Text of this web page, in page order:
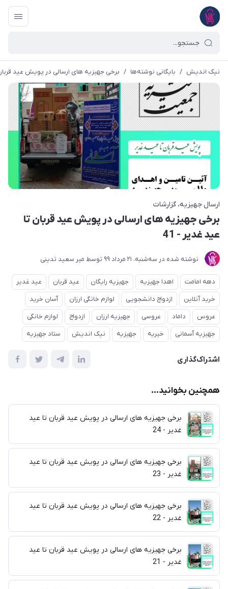
نیک اندیش / بایگانی نوشته‌ها / برخی جهیزیه های ارسالی در پویش عید قربان
ارسال جهیزیه گزارشات
برخی جهیزیه های ارسالی در پویش عید قربان تا
عید غدیر - 41
نوشته شده در ﺳﻪشنبه، 21 مرداد 99 توسط میر سعید تدینی
دهه امامت اهدا جهیزیه جهیزیه رایگان عید قربان
عید غدیر
خرید آنلاین
ازدواج دانشجویی لوازم خانگی ارزان
آسان خرید
عروس
داماد عروسی جهیزیه ارزان ازدواج
لوازم خانگی
جهیزیه آسمانی
خیریه جهیزیه نیک اندیش ستاد جهیزیه
اشتراک‌گذاری
همچنین بخوانید...
برخی جهیزیه های ارسالی در پویش عید قربان تا عید
غدیر - 24
برخی جهیزیه های ارسالی در پویش عید قربان تا عید
غدیر - 23
برخی جهیزیه های ارسالی در پویش عید قربان تا عید
غدیر - 22
برخی جهیزیه های ارسالی در پویش عید قربان تا عید
غدیر - 21